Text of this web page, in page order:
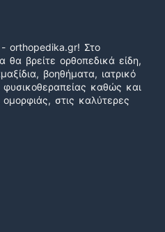
orthopedika.gr! Στο
θα βρείτε ορθοπεδικά είδη,
βοηθήματα, ιατρικό
καθώς και
στις καλύτερες